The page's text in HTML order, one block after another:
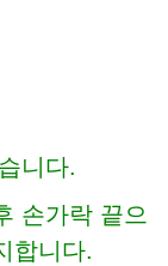
니다.
손가락 끝으
합니다.